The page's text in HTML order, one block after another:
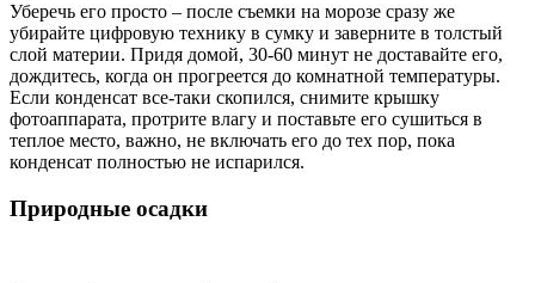
Уберечь его просто – после съемки на морозе сразу же
убирайте цифровую технику в сумку и заверните в толстый
слой материи. Придя домой, 30-60 минут не доставайте его,
дождитесь, когда он прогреется до комнатной температуры.
Если конденсат все-таки скопился, снимите крышку
фотоаппарата, протрите влагу и поставьте его сушиться в
теплое место, важно, не включать его до тех пор, пока
конденсат полностью не испарился.
Природные осадки